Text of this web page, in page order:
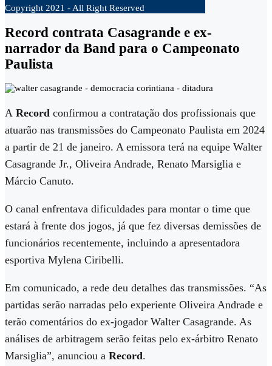
Copyright 2021 - All Right Reserved
Record contrata Casagrande e ex-
narrador da Band para o Campeonato
Paulista
A Record confirmou a contratação dos profissionais que
atuarão nas transmissões do Campeonato Paulista em 2024
a partir de 21 de janeiro. A emissora terá na equipe Walter
Casagrande Jr., Oliveira Andrade, Renato Marsiglia e
Márcio Canuto.
O canal enfrentava dificuldades para montar o time que
estará à frente dos jogos, já que fez diversas demissões de
funcionários recentemente, incluindo a apresentadora
esportiva Mylena Ciribelli.
Em comunicado, a rede deu detalhes das transmissões. “As
partidas serão narradas pelo experiente Oliveira Andrade e
terão comentários do ex-jogador Walter Casagrande. As
análises de arbitragem serão feitas pelo ex-árbitro Renato
Marsiglia”, anunciou a Record.